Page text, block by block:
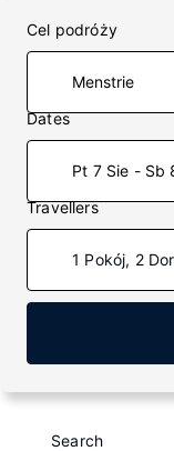
Cel podróży
Dates
Pt 7 Sie - Sb
Travellers
1 Pokój, 2
Search